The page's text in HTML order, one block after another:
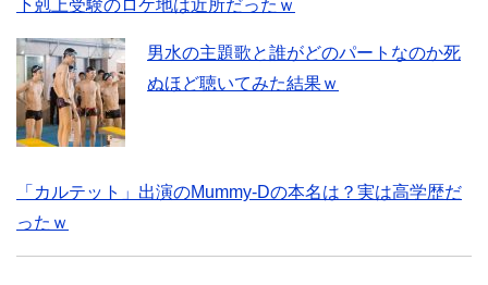
下剋上受験のロケ地は近所だったｗ
男水の主題歌と誰がどのパートなのか死
ぬほど聴いてみた結果ｗ
「カルテット」出演のMummy-Dの本名は？実は高学歴だ
ったｗ